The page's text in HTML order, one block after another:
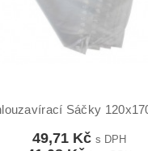
Sáčky
49,71 Kč s DPH